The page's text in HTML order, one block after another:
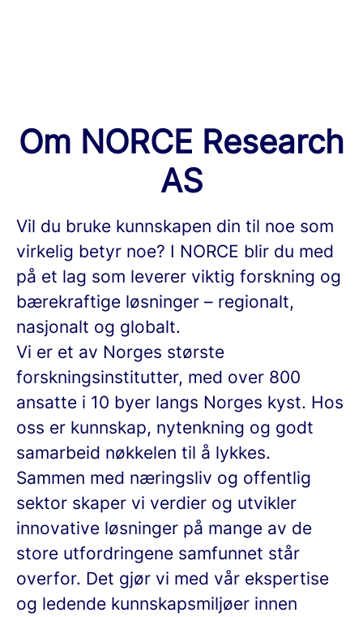
Om NORCE Research
AS
Vil du bruke kunnskapen din til noe som
virkelig betyr noe? I NORCE blir du med
på et lag som leverer viktig forskning og
bærekraftige løsninger – regionalt,
nasjonalt og globalt.
Vi er et av Norges største
forskningsinstitutter, med over 800
ansatte i 10 byer langs Norges kyst. Hos
oss er kunnskap, nytenkning og godt
samarbeid nøkkelen til å lykkes.
Sammen med næringsliv og offentlig
sektor skaper vi verdier og utvikler
innovative løsninger på mange av de
store utfordringene samfunnet står
overfor. Det gjør vi med vår ekspertise
og ledende kunnskapsmiljøer innen